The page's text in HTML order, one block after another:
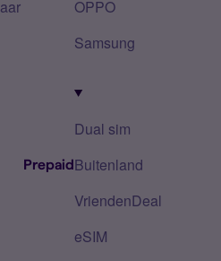
Prepaid
OPPO
Samsung
Dual sim
Buitenland
VriendenDeal
eSIM